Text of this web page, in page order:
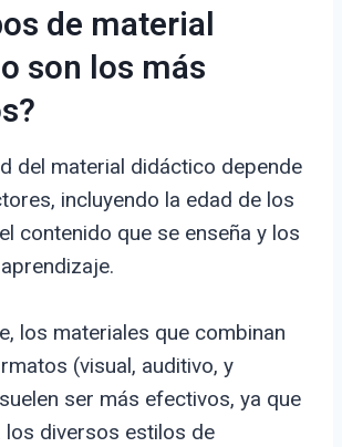
de material
son los más
del material didáctico depende
incluyendo la edad de los
contenido que se enseña y los
los materiales que combinan
(visual, auditivo, y
ser más efectivos, ya que
los diversos estilos de